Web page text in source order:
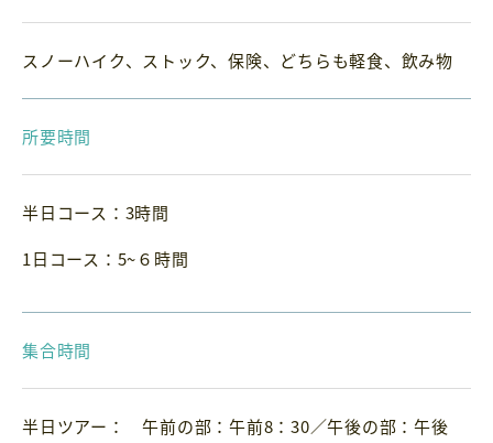
スノーハイク、ストック、保険、どちらも軽食、飲み物
所要時間
半日コース：3時間
1日コース：5~６時間
集合時間
半日ツアー： 午前の部：午前8：30／午後の部：午後